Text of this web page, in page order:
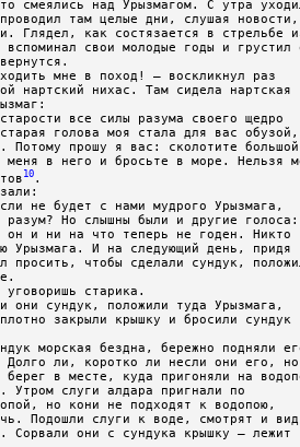
смеялись над Урызмагом. С утра
там целые дни, слушая новости,
Глядел, как состязается в стрельбе
вспоминал свои молодые годы и грустил
мне в поход! – воскликнул раз
нартский нихас. Там сидела нартская
все силы разума своего щедро
голова моя стала для вас
Потому прошу я вас: сколотите
меня в него и бросьте в море. Нельзя
10 .
не будет с нами мудрого Урызмага,
разум? Но слышны были и другие голоса:
он и ни на что теперь не годен. Никто
Урызмага. И на следующий день, придя
просить, чтобы сделали сундук,
старика.
они сундук, положили туда Урызмага,
закрыли крышку и бросили сундук
морская бездна, бережно подняли
Долго ли, коротко ли несли они его, но
берег в месте, куда пригоняли на
Утром слуги алдара пригнали по
но кони не подходят к водопою,
Подошли слуги к воде, смотрят и
Сорвали они с сундука крышку – лежит